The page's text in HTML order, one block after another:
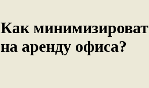
Как
на аренду офиса?